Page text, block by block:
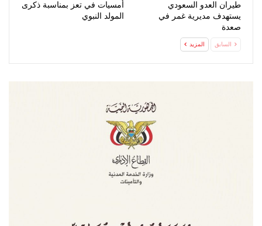
طيران العدو السعودي
يستهدف مديرية غمر في
صعدة
أمسيات في تعز بمناسبة ذكرى
المولد النبوي
السابق المزيد